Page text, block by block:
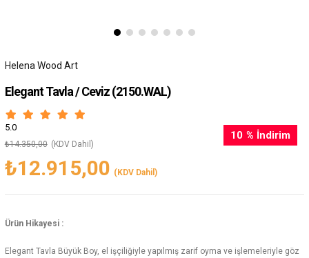
Helena Wood Art
Elegant Tavla / Ceviz(2150.WAL)
5.0
%
10 İndirim
₺14.350,00 (KDV Dahil)
₺12.915,00 (KDV Dahil)
Ürün Hikayesi :
Elegant Tavla Büyük Boy, el işçiliğiyle yapılmış zarif oyma ve işlemeleriyle göz